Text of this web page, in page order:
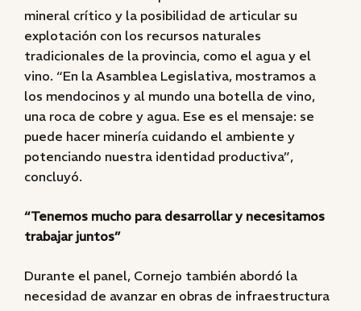
mineral crítico y la posibilidad de articular su
explotación con los recursos naturales
tradicionales de la provincia, como el agua y el
vino. “En la Asamblea Legislativa, mostramos a
los mendocinos y al mundo una botella de vino,
una roca de cobre y agua. Ese es el mensaje: se
puede hacer minería cuidando el ambiente y
potenciando nuestra identidad productiva”,
concluyó.
“Tenemos mucho para desarrollar y necesitamos
trabajar juntos”
Durante el panel, Cornejo también abordó la
necesidad de avanzar en obras de infraestructura